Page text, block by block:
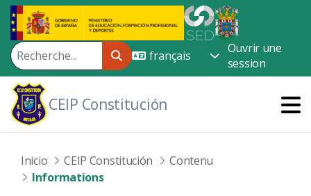
Saut au contenu principal
Ouvrir une
session
CEIP Constitución
Inicio CEIP Constitución
Contenu
Informations